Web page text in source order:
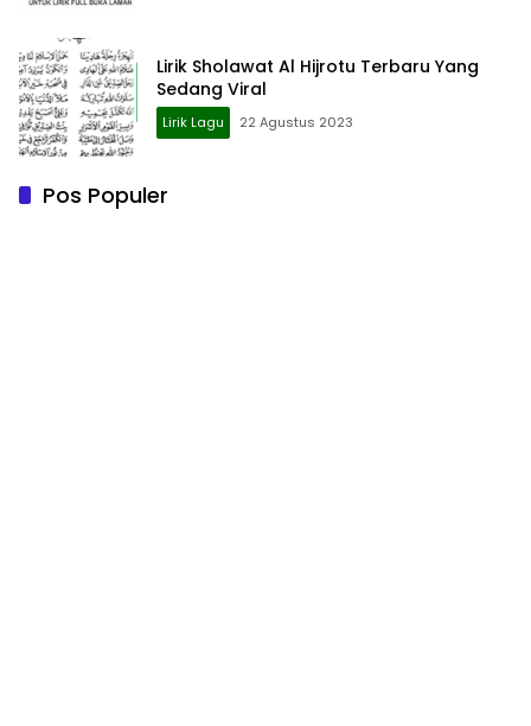
Lirik Sholawat Al Hijrotu Terbaru Yang
Sedang Viral
Lirik Lagu 22 Agustus 2023
Pos Populer